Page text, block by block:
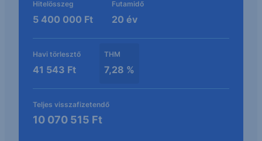
Hitelösszeg
5 400 000 Ft
Futamidő
20 év
Havi törlesztő
41 543 Ft
THM
7,28 %
Teljes visszafizetendő
10 070 515 Ft